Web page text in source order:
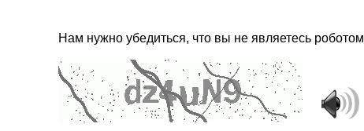
Нам нужно убедиться, что вы не являетесь роботом